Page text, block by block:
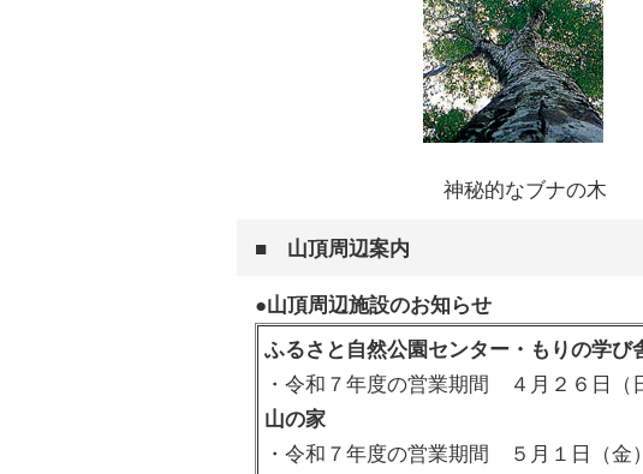
神秘的なブナの木
■ 山頂周辺案内
●山頂周辺施設のお知らせ
ふるさと自然公園センター・もりの学び
・令和７年度の営業期間 ４月２６日（
山の家
・令和７年度の営業期間 ５月１日（金